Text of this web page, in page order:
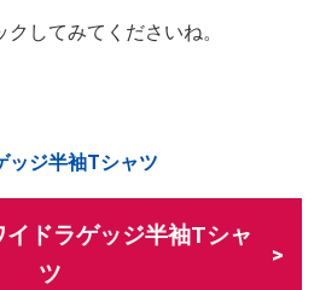
してみてくださいね。
ッジ半袖Tシャツ
ドラゲッジ半袖Tシャ
ツ